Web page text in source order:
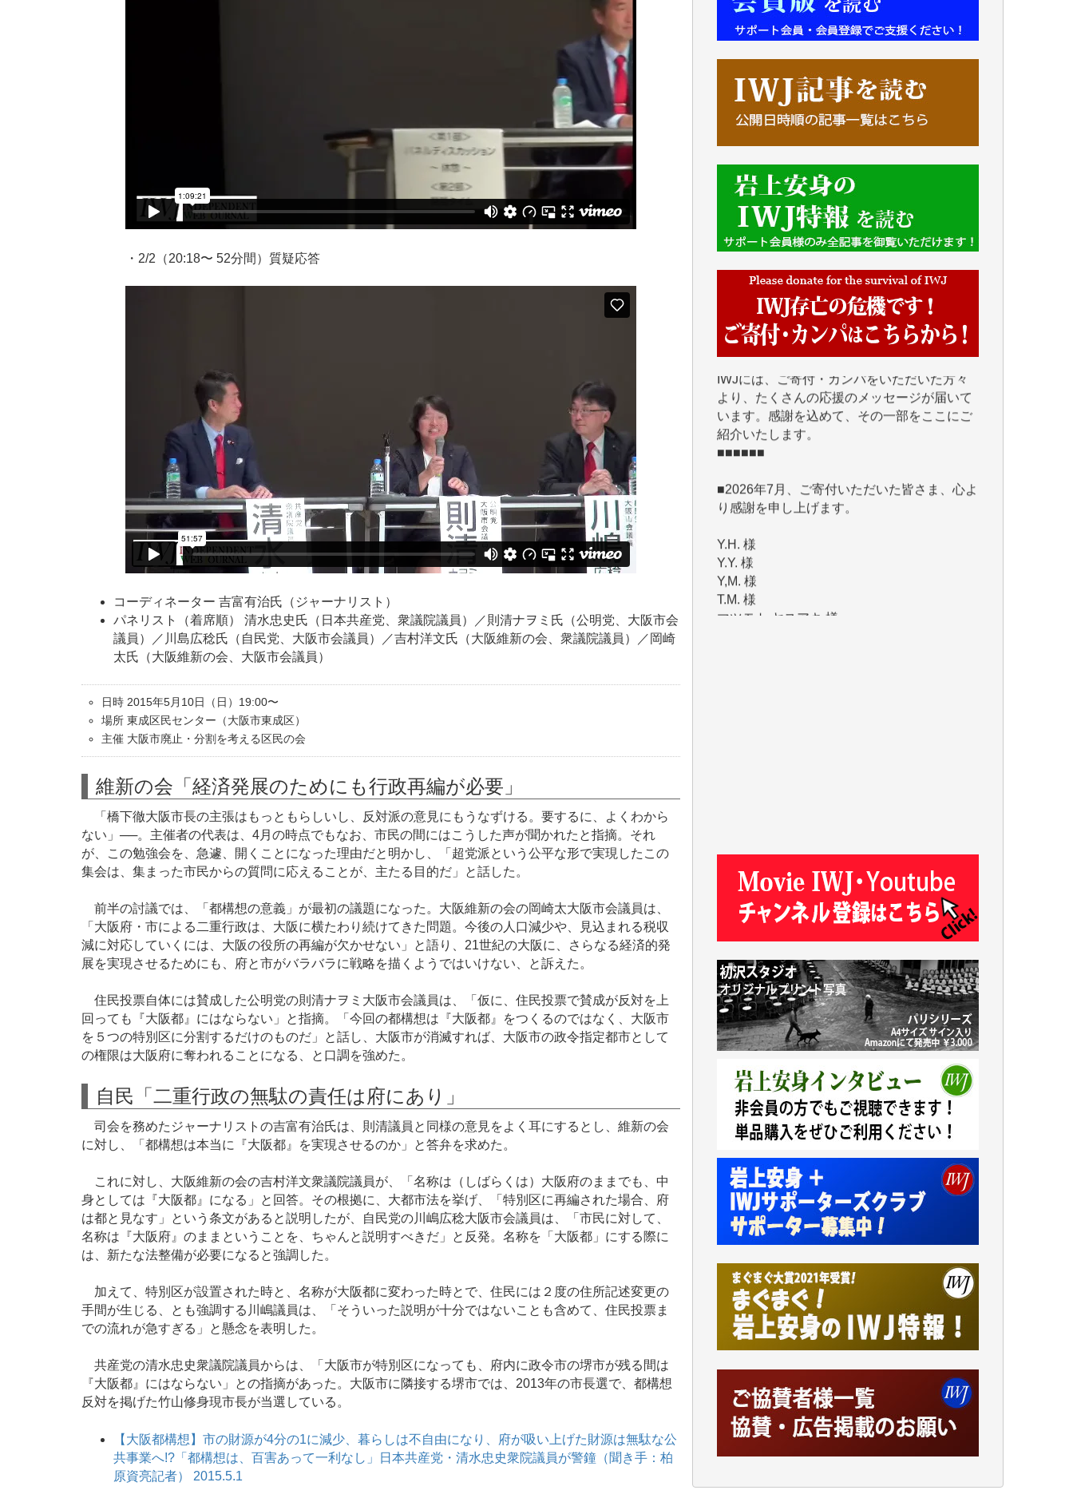
・2/2（20:18〜 52分間）質疑応答
コーディネーター 吉富有治氏（ジャーナリスト）
パネリスト（着席順） 清水忠史氏（日本共産党、衆議院議員）／則清ナヲミ氏（公明党、大阪市会
議員）／川島広稔氏（自民党、大阪市会議員）／吉村洋文氏（大阪維新の会、衆議院議員）／岡崎
太氏（大阪維新の会、大阪市会議員）
日時 2015年5月10日（日）19:00〜
場所 東成区民センター（大阪市東成区）
主催 大阪市廃止・分割を考える区民の会
維新の会「経済発展のためにも行政再編が必要」
「橋下徹大阪市長の主張はもっともらしいし、反対派の意見にもうなずける。要するに、よくわから
ない」──。主催者の代表は、4月の時点でもなお、市民の間にはこうした声が聞かれたと指摘。それ
が、この勉強会を、急遽、開くことになった理由だと明かし、「超党派という公平な形で実現したこの
集会は、集まった市民からの質問に応えることが、主たる目的だ」と話した。
前半の討議では、「都構想の意義」が最初の議題になった。大阪維新の会の岡崎太大阪市会議員は、
「大阪府・市による二重行政は、大阪に横たわり続けてきた問題。今後の人口減少や、見込まれる税収
減に対応していくには、大阪の役所の再編が欠かせない」と語り、21世紀の大阪に、さらなる経済的発
展を実現させるためにも、府と市がバラバラに戦略を描くようではいけない、と訴えた。
住民投票自体には賛成した公明党の則清ナヲミ大阪市会議員は、「仮に、住民投票で賛成が反対を上
回っても『大阪都』にはならない」と指摘。「今回の都構想は『大阪都』をつくるのではなく、大阪市
を５つの特別区に分割するだけのものだ」と話し、大阪市が消滅すれば、大阪市の政令指定都市として
の権限は大阪府に奪われることになる、と口調を強めた。
自民「二重行政の無駄の責任は府にあり」
司会を務めたジャーナリストの吉富有治氏は、則清議員と同様の意見をよく耳にするとし、維新の会
に対し、「都構想は本当に『大阪都』を実現させるのか」と答弁を求めた。
これに対し、大阪維新の会の吉村洋文衆議院議員が、「名称は（しばらくは）大阪府のままでも、中
身としては『大阪都』になる」と回答。その根拠に、大都市法を挙げ、「特別区に再編された場合、府
は都と見なす」という条文があると説明したが、自民党の川嶋広稔大阪市会議員は、「市民に対して、
名称は『大阪府』のままということを、ちゃんと説明すべきだ」と反発。名称を「大阪都」にする際に
は、新たな法整備が必要になると強調した。
加えて、特別区が設置された時と、名称が大阪都に変わった時とで、住民には２度の住所記述変更の
手間が生じる、とも強調する川嶋議員は、「そういった説明が十分ではないことも含めて、住民投票ま
での流れが急すぎる」と懸念を表明した。
共産党の清水忠史衆議院議員からは、「大阪市が特別区になっても、府内に政令市の堺市が残る間は
『大阪都』にはならない」との指摘があった。大阪市に隣接する堺市では、2013年の市長選で、都構想
反対を掲げた竹山修身現市長が当選している。
【大阪都構想】市の財源が4分の1に減少、暮らしは不自由になり、府が吸い上げた財源は無駄な公
共事業へ!?「都構想は、百害あって一利なし」日本共産党・清水忠史衆院議員が警鐘（聞き手：柏
原資亮記者） 2015.5.1
■■■■■■
IWJには、ご寄付・カンパをいただいた方々
紹介いたします。
■■■■■■
■2026年7月、ご寄付いただいた皆さま、心よ
Y.H. 様
Y,M. 様
T.M. 様
マツモト ヤスアキ 様
マシオン 恵美香 様
岩井 祐子 様
ASAKO TAKAESU 様
マシオン恵美香 様
平野智生 様
山本賢二 様
吉住俊昭 様
徳山匡 様
金 盛起 様
塩川 晃平 様
松本益美 様
井出 隆太 様
及川昭男 様
岩井祐子 様
藤田英之 様
藤岡比左志 様
井出 隆太 様
小池説夫 様
アオキカナメ 様
諸般の事情によりIWJ会費払えず今は非会員
です。市民側に立つ講演会にIWJのカメラマ
ンをよく拝見しております。コンテンツが失
お役立てください。（H.O.様）
今日、僅かですがカンパしました。（T.M.
様）
機を乗り切るには到底及ばない額ですが病気
の妻を抱えている私にとっては精一杯のカン
パです。
かねてよりIWJが発してきた膨大な取材記事
や解説記事、そして各界の方々とのインタビ